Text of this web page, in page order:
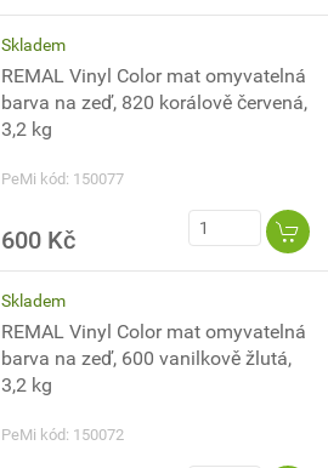
Skladem
REMAL Vinyl Color mat omyvatelná
barva na zeď, 820 korálově červená,
3,2 kg
PeMi kód: 150077
600 Kč
Skladem
REMAL Vinyl Color mat omyvatelná
barva na zeď, 600 vanilkově žlutá,
3,2 kg
PeMi kód: 150072